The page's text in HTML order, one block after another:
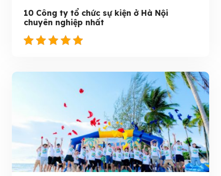
10 Công ty tổ chức sự kiện ở Hà Nội
chuyên nghiệp nhất